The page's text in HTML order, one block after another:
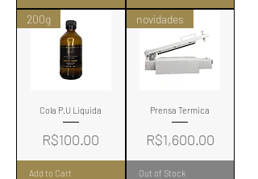
200g
Cola P.U Liquida
Price
R$100.00
Add to Cart
novidades
Prensa Termica
Price
R$1,600.00
Out of Stock